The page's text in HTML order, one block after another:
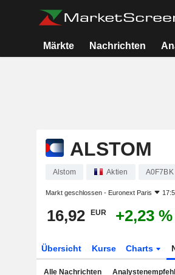
Märkte Nachrichten
ALSTOM
Alstom Aktien A0F7BK
Markt geschlossen - Euronext Paris
16,92 EUR +2,23 %
Übersicht Kurse Charts
Alle Nachrichten